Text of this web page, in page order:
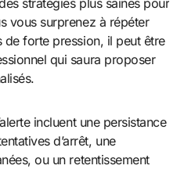
stratégies plus saines pour
vous surprenez à répéter
de forte pression, il peut être
qui saura proposer
incluent une persistance
d’arrêt, une
ou un retentissement